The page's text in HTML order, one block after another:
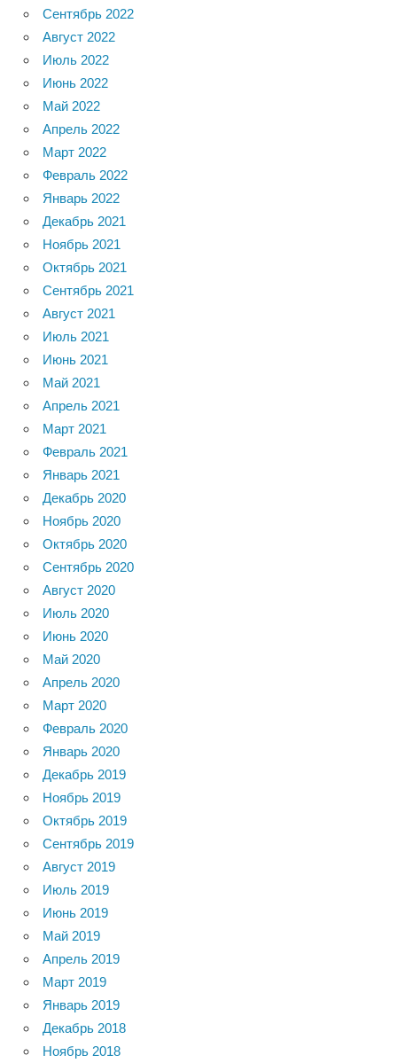
Сентябрь 2022
Август 2022
Июль 2022
Июнь 2022
Май 2022
Апрель 2022
Март 2022
Февраль 2022
Январь 2022
Декабрь 2021
Ноябрь 2021
Октябрь 2021
Сентябрь 2021
Август 2021
Июль 2021
Июнь 2021
Май 2021
Апрель 2021
Март 2021
Февраль 2021
Январь 2021
Декабрь 2020
Ноябрь 2020
Октябрь 2020
Сентябрь 2020
Август 2020
Июль 2020
Июнь 2020
Май 2020
Апрель 2020
Март 2020
Февраль 2020
Январь 2020
Декабрь 2019
Ноябрь 2019
Октябрь 2019
Сентябрь 2019
Август 2019
Июль 2019
Июнь 2019
Май 2019
Апрель 2019
Март 2019
Январь 2019
Декабрь 2018
Ноябрь 2018